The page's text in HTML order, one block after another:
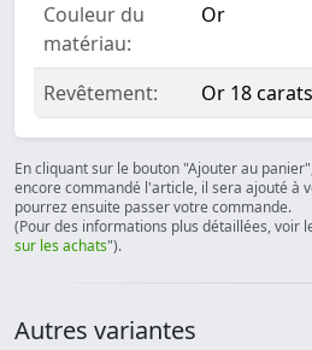
Couleur du
matériau:
Or
Revêtement: Or 18 carats
En cliquant sur le bouton "Ajouter au
encore commandé l'article, il sera ajouté à
pourrez ensuite passer votre commande.
(Pour des informations plus détaillées, voir
sur les achats").
Autres variantes